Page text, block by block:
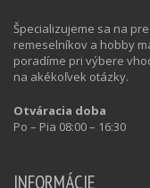
Špecializujeme sa na
remeselníkov a hobby
poradíme pri výbere
na akékoľvek otázky.
Otváracia doba
Po – Pia 08:00 – 16:30
INFORMÁCIE